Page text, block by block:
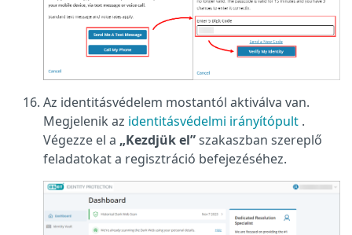
Az identitásvédelem mostantól aktiválva van.
Megjelenik az identitásvédelmi irányítópult .
Végezze el a „Kezdjük el”szakaszban szereplő
feladatokat a regisztráció befejezéséhez.